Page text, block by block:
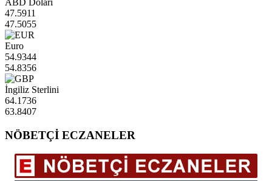
ABD Doları
47.5911
47.5055
Euro
54.9344
54.8356
İngiliz Sterlini
64.1736
63.8407
NÖBETÇİ ECZANELER